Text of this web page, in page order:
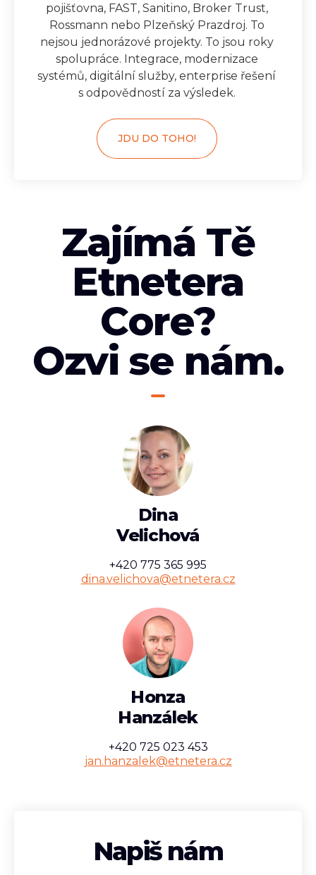
pojišťovna, FAST, Sanitino, Broker Trust,
Rossmann nebo Plzeňský Prazdroj. To
nejsou jednorázové projekty. To jsou roky
spolupráce. Integrace, modernizace
systémů, digitální služby, enterprise řešení
s odpovědností za výsledek.
JDU DO TOHO!
Zajímá Tě
Etnetera
Core?
Ozvi se nám.
Dina
Velichová
+420 775 365 995
dina.velichova@etnetera.cz
Honza
Hanzálek
+420 725 023 453
jan.hanzalek@etnetera.cz
Napiš nám